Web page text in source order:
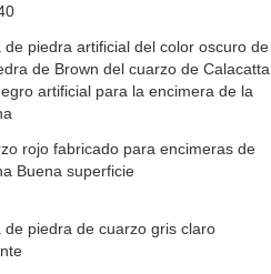
de piedra artificial del color oscuro de
de Brown del cuarzo de Calacatta
artificial para la encimera de la
rojo fabricado para encimeras de
Buena superficie
de piedra de cuarzo gris claro